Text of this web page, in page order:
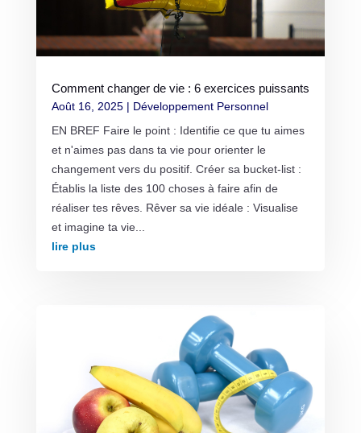
Comment changer de vie : 6 exercices puissants
Août 16, 2025| Développement Personnel
EN BREF Faire le point : Identifie ce que tu aimes
et n'aimes pas dans ta vie pour orienter le
changement vers du positif. Créer sa bucket-list :
Établis la liste des 100 choses à faire afin de
réaliser tes rêves. Rêver sa vie idéale : Visualise
et imagine ta vie...
lire plus